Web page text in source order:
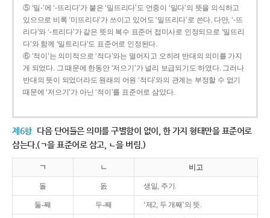
⑤ ‘밀-’에 ‘-뜨리다’가 붙은 ‘밀뜨리다’도 언중이 ‘밀다’의 뜻을 의식하고
있으므로 비록 ‘미뜨리다’가 쓰이고 있어도 ‘밀뜨리다’로 쓴다. 다만, ‘-뜨
리다’와 ‘-트리다’가 같은 뜻의 복수 표준어 접미사로 인정되므로 ‘밀뜨리
다’와 함께 ‘밀트리다’도 표준어로 인정된다.
⑥ ‘적이’는 의미적으로 ‘적다’와는 멀어지고 오히려 반대의 의미를 가지
게 되었다. 그 때문에 한동안 ‘저으기’가 널리 보급되기도 하였다. 그러나
반대의 뜻이 되었더라도 원래의 어원 ‘적다’와의 관계는 부정할 수 없기
때문에 ‘저으기’가 아닌 ‘적이’를 표준어로 삼았다.
제6항 다음 단어들은 의미를 구별함이 없이, 한 가지 형태만을 표준어로
삼는다.(ㄱ을 표준어로 삼고, ㄴ을 버림.)
ㄱ ㄴ 비고
돌 돐 생일, 주기.
둘-째 두-째 ‘제2, 두 개째’의 뜻.